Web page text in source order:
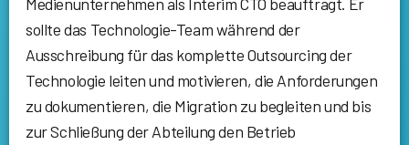
sollte das Technologie-Team während der
Ausschreibung für das komplette Outsourcing der
Technologie leiten und motivieren, die Anforderungen
zu dokumentieren, die Migration zu begleiten und bis
zur Schließung der Abteilung den Betrieb